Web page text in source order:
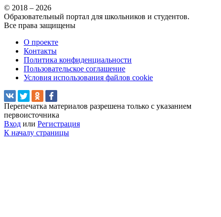
© 2018 – 2026
Образовательный портал для школьников и студентов.
Все права защищены
О проекте
Контакты
Политика конфиденциальности
Пользовательское соглашение
Условия использования файлов cookie
Перепечатка материалов разрешена только с указанием
первоисточника
Вход или Регистрация
К началу страницы